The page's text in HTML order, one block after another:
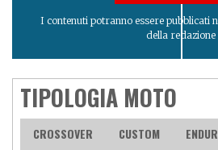
I contenuti potranno essere pubblicati
della redazione
TIPOLOGIA MOTO
CROSSOVER CUSTOM